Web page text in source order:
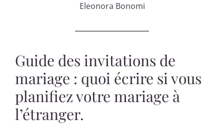
Eleonora Bonomi
Guide des invitations de
mariage : quoi écrire si vous
planifiez votre mariage à
l’étranger.